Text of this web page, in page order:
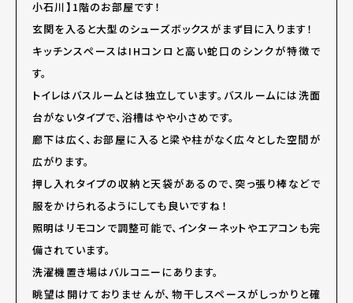
小石川】1階のお部屋です！
玄関を入ると大型のシューズボックスがまず目に入ります！
キッチンスペースはIHコンロと高い蛇口のシンクが特徴で
す。
トイレはバスルームとは独立しています。バスルームには洗面
台がないタイプで、浴槽はやや小さめです。
廊下は広く、お部屋に入ると梁や柱がなく広々とした空間が
広がります。
押し入れタイプの収納と天袋があるので、突っ張り棒などで
服をかけられるようにしても良いですね！
照明はリモコンで調整可能で、インターネットやエアコンも完
備されています。
洗濯機置き場はバルコニーにあります。
眺望は開けておりませんが、物干しスペースがしっかりと確